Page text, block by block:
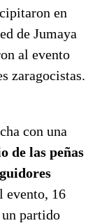
en
de Jumaya
al evento
zaragocistas.
con una
de las peñas
evento, 16
un partido